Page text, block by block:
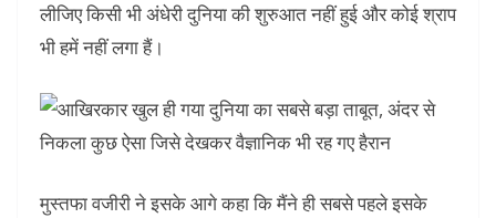
लीजिए किसी भी अंधेरी दुनिया की शुरुआत नहीं हुई और कोई श्राप
भी हमें नहीं लगा हैं।
मुस्तफा वजीरी ने इसके आगे कहा कि मैंने ही सबसे पहले इसके